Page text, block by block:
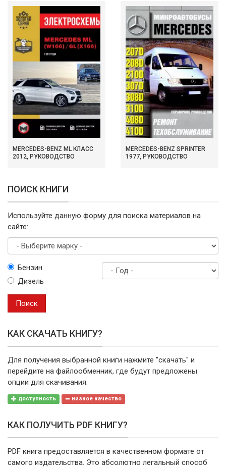
MERCEDES-BENZ ML КЛАСС
2012, РУКОВОДСТВО
MERCEDES-BENZ SPRINTER
1977, РУКОВОДСТВО
ПОИСК КНИГИ
Используйте данную форму для поиска материалов на
сайте:
маркуБензин
Дизель
Поиск
КАК СКАЧАТЬ КНИГУ?
Для получения выбранной книги нажмите "скачать" и
перейдите на файлообменник, где будут предложены
опции для скачивания.
доступность низкое качество
КАК ПОЛУЧИТЬ PDF КНИГУ?
PDF книга предоставляется в качественном формате от
самого издательства. Это абсолютно легальный способ